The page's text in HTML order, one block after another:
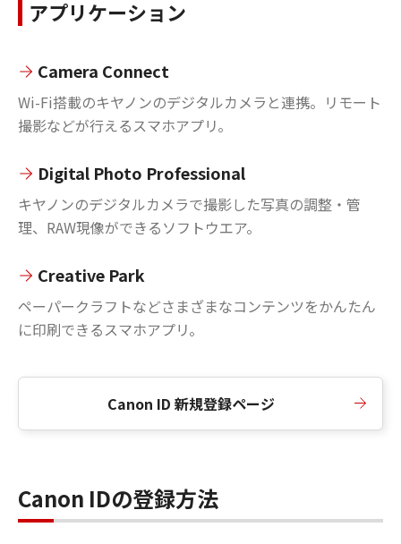
アプリケーション
Camera Connect
Wi-Fi搭載のキヤノンのデジタルカメラと連携。リモート
撮影などが行えるスマホアプリ。
Digital Photo Professional
キヤノンのデジタルカメラで撮影した写真の調整・管
理、RAW現像ができるソフトウエア。
Creative Park
ペーパークラフトなどさまざまなコンテンツをかんたん
に印刷できるスマホアプリ。
Canon ID 新規登録ページ
Canon IDの登録方法